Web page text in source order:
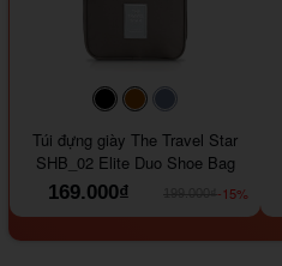
#000000#964B00
Túi đựng giày The Travel Star
SHB_02 Elite Duo Shoe Bag
169.000₫
-15%